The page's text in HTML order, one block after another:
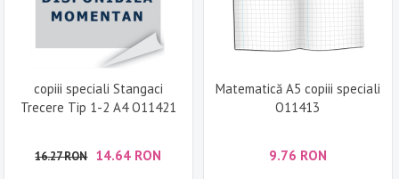
copiii speciali Stangaci
Trecere Tip 1-2 A4 O11421
16.27 RON 14.64 RON
Matematică A5 copiii speciali
O11413
9.76 RON